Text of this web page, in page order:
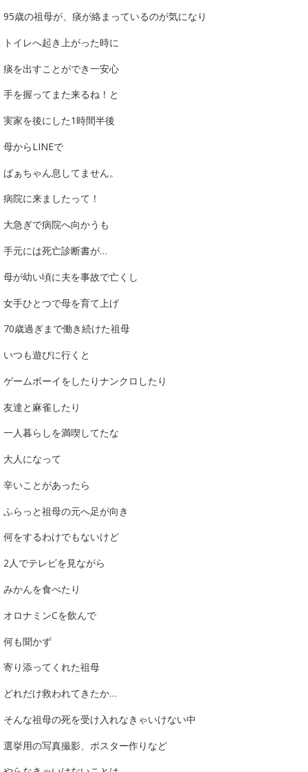
95歳の祖母が、痰が絡まっているのが気になり
トイレへ起き上がった時に
痰を出すことができ一安心
手を握ってまた来るね！と
実家を後にした1時間半後
母からLINEで
ばぁちゃん息してません。
病院に来ましたって！
大急ぎで病院へ向かうも
手元には死亡診断書が…
母が幼い頃に夫を事故で亡くし
女手ひとつで母を育て上げ
70歳過ぎまで働き続けた祖母
いつも遊びに行くと
ゲームボーイをしたりナンクロしたり
友達と麻雀したり
一人暮らしを満喫してたな
大人になって
辛いことがあったら
ふらっと祖母の元へ足が向き
何をするわけでもないけど
2人でテレビを見ながら
みかんを食べたり
オロナミンCを飲んで
何も聞かず
寄り添ってくれた祖母
どれだけ救われてきたか…
そんな祖母の死を受け入れなきゃいけない中
選挙用の写真撮影、ポスター作りなど